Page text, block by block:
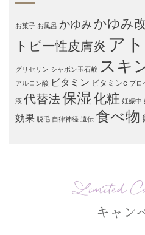
お菓子 お風呂 かゆみ かゆみ
トピー性皮膚炎 ア
グリセリン シャボン玉石鹸 スキ
アルロン酸 ビタミン ビタミンc プロ
液 代替法保湿化粧 妊娠中
効果 脱毛 自律神経 遺伝 食べ物
キャン